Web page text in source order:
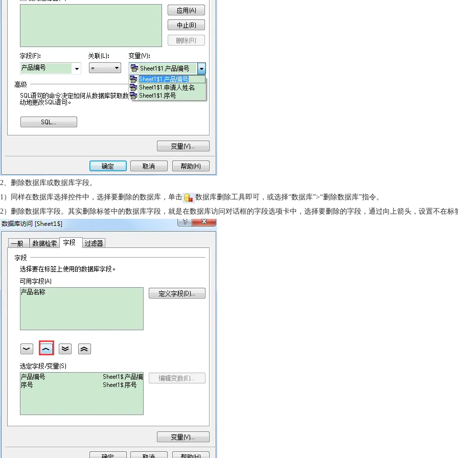
2、删除数据库或数据库字段。
1）同样在数据库选择控件中，选择要删除的数据库，单击
数据库删除工具即可，或选择“数据库”>“删除数据库”指令。
2）删除数据库字段。其实删除标签中的数据库字段，就是在数据库访问对话框的字段选项卡中，选择要删除的字段，通过向上箭头，设置不在标